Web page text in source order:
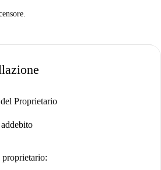
soggiornare in una bella zona di
Proprietario